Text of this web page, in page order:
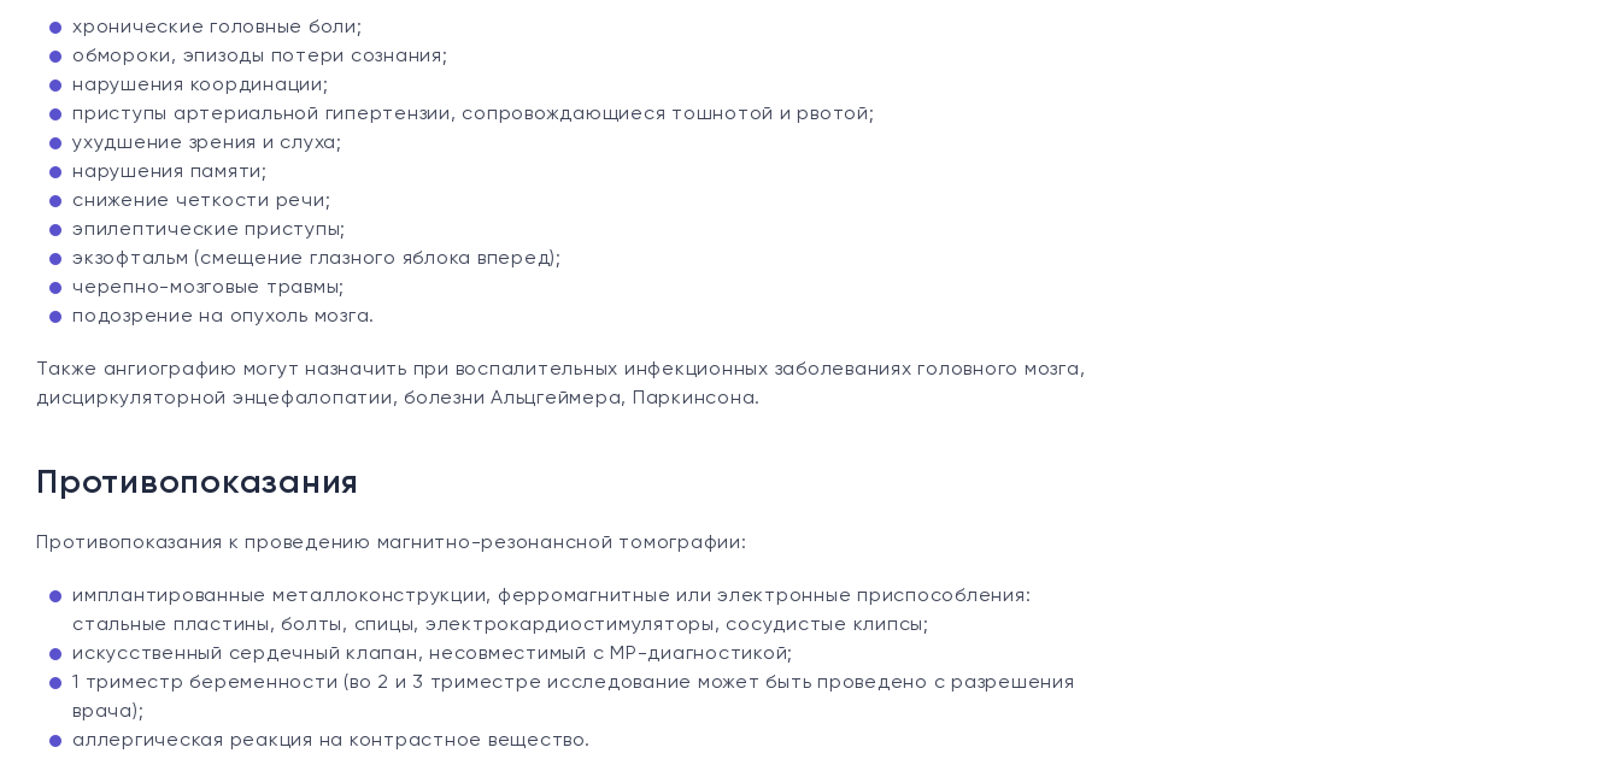
хронические головные боли;
обмороки, эпизоды потери сознания;
нарушения координации;
приступы артериальной гипертензии, сопровождающиеся тошнотой и рвотой;
ухудшение зрения и слуха;
нарушения памяти;
снижение четкости речи;
эпилептические приступы;
экзофтальм (смещение глазного яблока вперед);
черепно-мозговые травмы;
подозрение на опухоль мозга.
Также ангиографию могут назначить при воспалительных инфекционных заболеваниях головного мозга,
дисциркуляторной энцефалопатии, болезни Альцгеймера, Паркинсона.
Противопоказания
Противопоказания к проведению магнитно-резонансной томографии:
имплантированные металлоконструкции, ферромагнитные или электронные приспособления:
стальные пластины, болты, спицы, электрокардиостимуляторы, сосудистые клипсы;
искусственный сердечный клапан, несовместимый с МР-диагностикой;
1 триместр беременности (во 2 и 3 триместре исследование может быть проведено с разрешения
врача);
аллергическая реакция на контрастное вещество.